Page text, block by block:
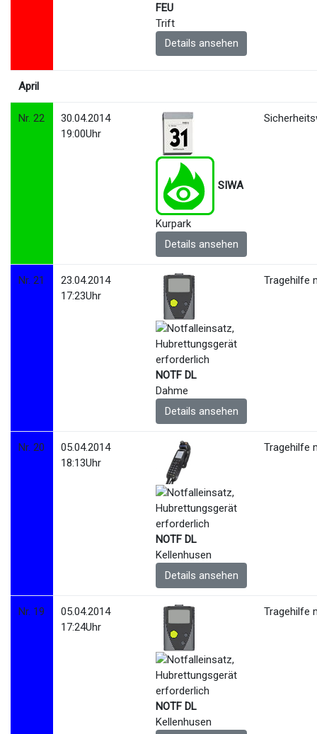
FEU
Trift
Details ansehen
April
Nr. 22
30.04.2014
19:00Uhr
SIWA
Kurpark
Details ansehen
Nr. 21
23.04.2014
17:23Uhr
NOTF DL
Dahme
Details ansehen
Tragehilfe
Nr. 20
05.04.2014
18:13Uhr
NOTF DL
Kellenhusen
Details ansehen
Tragehilfe
Nr. 19
05.04.2014
17:24Uhr
NOTF DL
Kellenhusen
Tragehilfe